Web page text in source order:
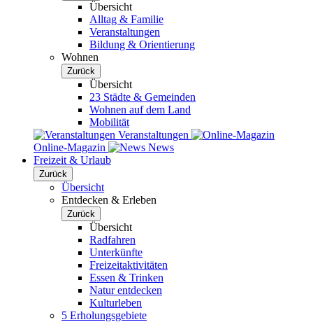
Übersicht
Alltag & Familie
Veranstaltungen
Bildung & Orientierung
Wohnen
Zurück
Übersicht
23 Städte & Gemeinden
Wohnen auf dem Land
Mobilität
Veranstaltungen
Online-Magazin
News
Freizeit & Urlaub
Zurück
Übersicht
Entdecken & Erleben
Zurück
Übersicht
Radfahren
Unterkünfte
Freizeitaktivitäten
Essen & Trinken
Natur entdecken
Kulturleben
5 Erholungsgebiete